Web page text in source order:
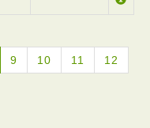
9 10 11 12